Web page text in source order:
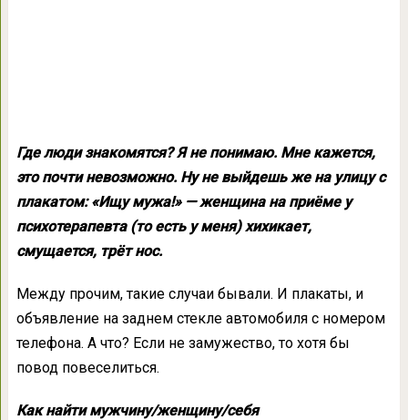
Где люди знакомятся? Я не понимаю. Мне кажется,
это почти невозможно. Ну не выйдешь же на улицу с
плакатом: «Ищу мужа!» — женщина на приёме у
психотерапевта (то есть у меня) хихикает,
смущается, трёт нос.
Между прочим, такие случаи бывали. И плакаты, и
объявление на заднем стекле автомобиля с номером
телефона. А что? Если не замужество, то хотя бы
повод повеселиться.
Как найти мужчину/женщину/себя